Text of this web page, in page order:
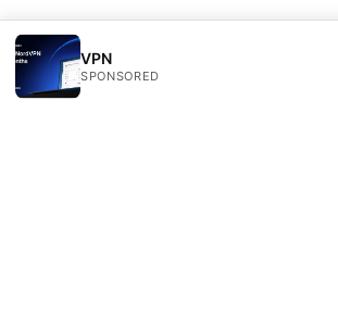
VPN
SPONSORED